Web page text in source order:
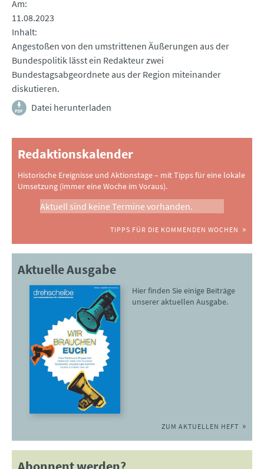
Am
11.08.2023
Inhalt
Angestoßen von den umstrittenen Äußerungen aus der
Bundespolitik lässt ein Redakteur zwei
Bundestagsabgeordnete aus der Region miteinander
diskutieren.
Datei herunterladen
Redaktionskalender
Historische Ereignisse und Aktionstage – mit Tipps für eine lokale
Umsetzung (immer eine Woche im Voraus).
Aktuell sind keine Termine vorhanden.
TIPPS FÜR DIE KOMMENDEN WOCHEN
Aktuelle Ausgabe
Hier finden Sie einige Beiträge
unserer aktuellen Ausgabe.
ZUM AKTUELLEN HEFT